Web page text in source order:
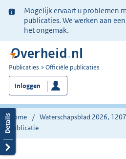
Ter
informatie:
Mogelijk ervaart u problemen
publicaties. We werken aan
het ongemak.
U
bent
nu
hier:
Publicaties Officiële publicaties
Inloggen
Home Waterschapsblad 2026,
publicatie